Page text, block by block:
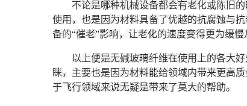
不论是哪种机械设备都会有老化或陈旧
使用，也是因为材料具备了优越的抗腐蚀与
备的“催老”影响，让老化的速度变得更为缓慢
以上便是无碱玻璃纤维在使用上的各大
睐，主要也是因为材料能给领域内带来更高
于飞行领域来说无疑是带来了莫大的帮助。